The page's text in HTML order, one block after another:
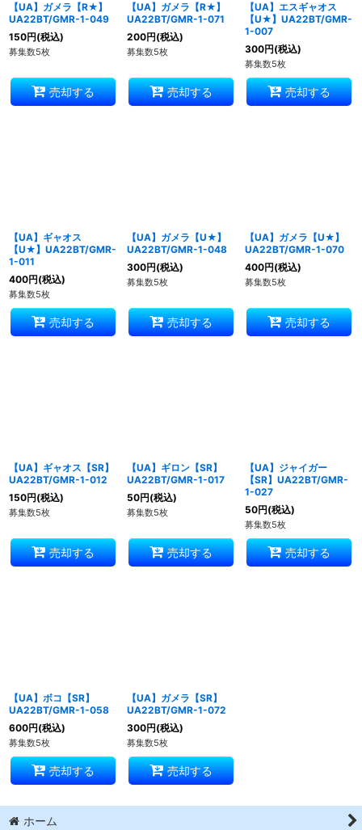
【UA】ガメラ【R★】
UA22BT/GMR-1-049
150円(税込)
募集数5枚
売却する
【UA】ガメラ【R★】
UA22BT/GMR-1-071
200円(税込)
募集数5枚
売却する
【UA】エスギャオス
【U★】UA22BT/GMR-
1-007
300円(税込)
募集数5枚
売却する
【UA】ギャオス
【U★】UA22BT/GMR-
1-011
400円(税込)
募集数5枚
売却する
【UA】ガメラ【U★】
UA22BT/GMR-1-048
300円(税込)
募集数5枚
売却する
【UA】ガメラ【U★】
UA22BT/GMR-1-070
400円(税込)
募集数5枚
売却する
【UA】ギャオス【SR】
UA22BT/GMR-1-012
150円(税込)
募集数5枚
売却する
【UA】ギロン【SR】
UA22BT/GMR-1-017
50円(税込)
募集数5枚
売却する
【UA】ジャイガー
【SR】UA22BT/GMR-
1-027
50円(税込)
募集数5枚
売却する
【UA】ボコ【SR】
UA22BT/GMR-1-058
600円(税込)
募集数5枚
売却する
【UA】ガメラ【SR】
UA22BT/GMR-1-072
300円(税込)
募集数5枚
売却する
ホーム